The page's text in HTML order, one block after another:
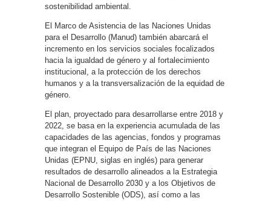
sostenibilidad ambiental.
El Marco de Asistencia de las Naciones Unidas
para el Desarrollo (Manud) también abarcará el
incremento en los servicios sociales focalizados
hacia la igualdad de género y al fortalecimiento
institucional, a la protección de los derechos
humanos y a la transversalización de la equidad de
género.
El plan, proyectado para desarrollarse entre 2018 y
2022, se basa en la experiencia acumulada de las
capacidades de las agencias, fondos y programas
que integran el Equipo de País de las Naciones
Unidas (EPNU, siglas en inglés) para generar
resultados de desarrollo alineados a la Estrategia
Nacional de Desarrollo 2030 y a los Objetivos de
Desarrollo Sostenible (ODS), así como a las